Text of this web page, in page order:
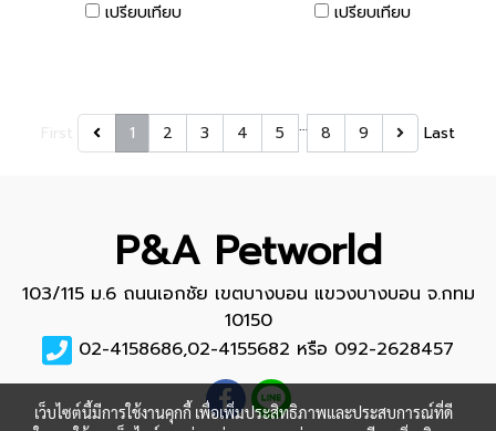
เปรียบเทียบ เปรียบเทียบ
1 2 3 4 5 … 8 9 Last
P&A Petworld
103/115 ม.6 ถนนเอกชัย เขตบางบอน แขวงบางบอน จ.กทม
10150
02-4158686,02-4155682 หรือ 092-2628457
เว็บไซต์นี้มีการใช้งานคุกกี้ เพื่อเพิ่มประสิทธิภาพและประสบการณ์ที่ดี